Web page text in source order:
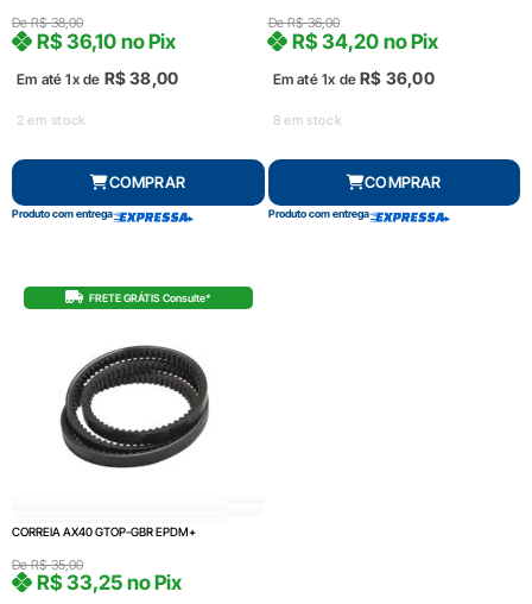
DeR$38,00
Em até 1x de R$38,00
R$36,10 no Pix
2 em stock
COMPRAR
Produto com entrega
DeR$36,00
Em até 1x de R$ 36,00
R$34,20 no Pix
8 em stock
COMPRAR
Produto com entrega
FRETE GRÁTIS Consulte*
CORREIA AX40 GTOP-GBR EPDM+
DeR$35,00
R$33,25 no Pix